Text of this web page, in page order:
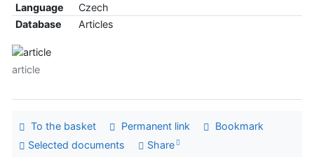
Language
Czech
Database
Articles
article
To the basket Permanent link
Bookmark
Selected documents
Share